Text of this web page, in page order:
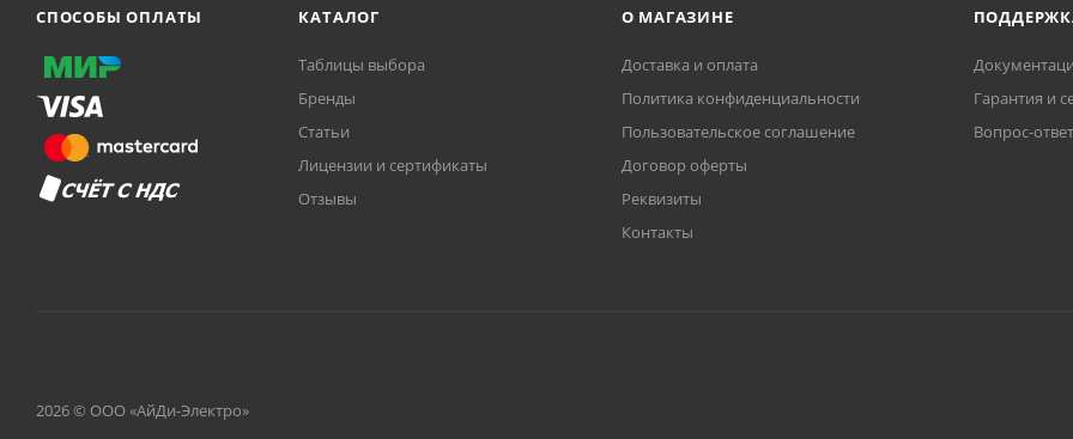
СПОСОБЫ ОПЛАТЫ КАТАЛОГ
Таблицы выбора
Бренды
Статьи
Лицензии и сертификаты
Отзывы
О МАГАЗИНЕ
Доставка и оплата
Политика конфиденциальности
Пользовательское соглашение
Договор оферты
Реквизиты
Контакты
Гарантия и
Вопрос-ответ
2026 © ООО «АйДи-Электро»